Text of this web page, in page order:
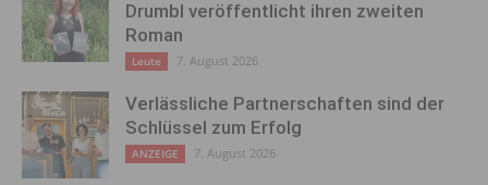
Drumbl veröffentlicht ihren zweiten
Roman
Leute 7. August 2026
Verlässliche Partnerschaften sind der
Schlüssel zum Erfolg
ANZEIGE 7. August 2026